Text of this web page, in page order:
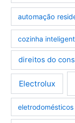
automação
cozinha
direitos do
Electrolux